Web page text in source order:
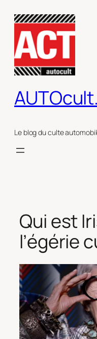
contenu
Le blog du culte
Qui est
l’égérie